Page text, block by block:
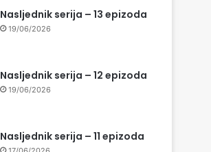
Nasljednik serija – 13 epizoda
19/06/2026
Nasljednik serija – 12 epizoda
19/06/2026
Nasljednik serija – 11 epizoda